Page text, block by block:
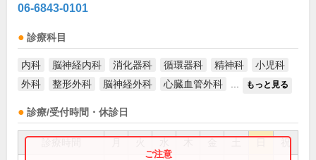
06-6843-0101
診療科目
内科 脳神経内科 消化器科 循環器科 精神科
小児科
外科
整形外科 脳神経外科 心臓血管外科 もっと見る
診療/受付時間・休診日
祝